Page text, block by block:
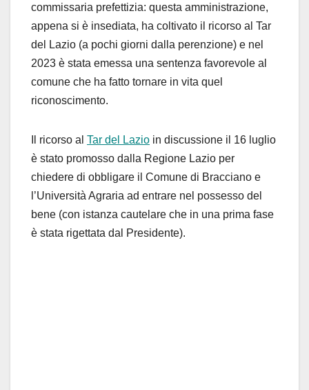
commissaria prefettizia: questa amministrazione,
appena si è insediata, ha coltivato il ricorso al Tar
del Lazio (a pochi giorni dalla perenzione) e nel
2023 è stata emessa una sentenza favorevole al
comune che ha fatto tornare in vita quel
riconoscimento.
Il ricorso al Tar del Lazio in discussione il 16 luglio
è stato promosso dalla Regione Lazio per
chiedere di obbligare il Comune di Bracciano e
l’Università Agraria ad entrare nel possesso del
bene (con istanza cautelare che in una prima fase
è stata rigettata dal Presidente).